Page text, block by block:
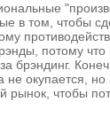
в том, чтобы
потому
брэндинг.
не окупается, но
рынок, чтобы